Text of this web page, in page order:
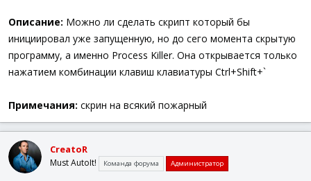
Описание: Можно ли сделать скрипт который бы
инициировал уже запущенную, но до сего момента скрытую
программу, а именно Process Killer. Она открывается только
нажатием комбинации клавиш клавиатуры Ctrl+Shift+`
Примечания: скрин на всякий пожарный
CreatoR
Must AutoIt! Команда форума Администратор